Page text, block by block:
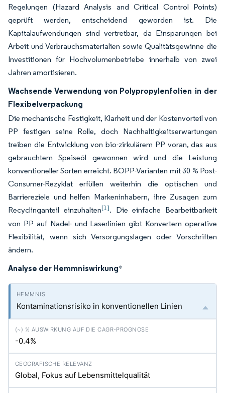
Regelungen (Hazard Analysis and Critical Control Points)
geprüft werden, entscheidend geworden ist. Die
Kapitalaufwendungen sind vertretbar, da Einsparungen bei
Arbeit und Verbrauchsmaterialien sowie Qualitätsgewinne die
Investitionen für Hochvolumenbetriebe innerhalb von zwei
Jahren amortisieren.
Wachsende Verwendung von Polypropylenfolien in der
Flexibelverpackung
Die mechanische Festigkeit, Klarheit und der Kostenvorteil von
PP festigen seine Rolle, doch Nachhaltigkeitserwartungen
treiben die Entwicklung von bio-zirkulärem PP voran, das aus
gebrauchtem Speiseöl gewonnen wird und die Leistung
konventioneller Sorten erreicht. BOPP-Varianten mit 30 % Post-
Consumer-Rezyklat erfüllen weiterhin die optischen und
Barriereziele und helfen Markeninhabern, ihre Zusagen zum
Recyclinganteil einzuhalten[1]. Die einfache Bearbeitbarkeit
von PP auf Nadel- und Laserlinien gibt Konvertern operative
Flexibilität, wenn sich Versorgungslagen oder Vorschriften
ändern.
Analyse der Hemmniswirkung*
Kontaminationsrisiko in konventionellen Linien
-0.4%
Global, Fokus auf Lebensmittelqualität